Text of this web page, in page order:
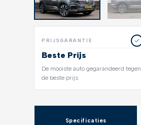
PRIJSGARANTIE
Beste Prijs
De mooiste auto gegarandeerd tegen
de beste prijs
Specificaties